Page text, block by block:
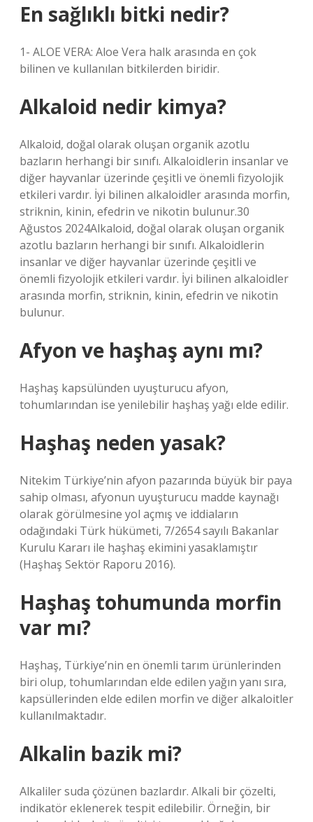
En sağlıklı bitki nedir?
1- ALOE VERA: Aloe Vera halk arasında en çok
bilinen ve kullanılan bitkilerden biridir.
Alkaloid nedir kimya?
Alkaloid, doğal olarak oluşan organik azotlu
bazların herhangi bir sınıfı. Alkaloidlerin insanlar ve
diğer hayvanlar üzerinde çeşitli ve önemli fizyolojik
etkileri vardır. İyi bilinen alkaloidler arasında morfin,
striknin, kinin, efedrin ve nikotin bulunur.30
Ağustos 2024Alkaloid, doğal olarak oluşan organik
azotlu bazların herhangi bir sınıfı. Alkaloidlerin
insanlar ve diğer hayvanlar üzerinde çeşitli ve
önemli fizyolojik etkileri vardır. İyi bilinen alkaloidler
arasında morfin, striknin, kinin, efedrin ve nikotin
bulunur.
Afyon ve haşhaş aynı mı?
Haşhaş kapsülünden uyuşturucu afyon,
tohumlarından ise yenilebilir haşhaş yağı elde edilir.
Haşhaş neden yasak?
Nitekim Türkiye’nin afyon pazarında büyük bir paya
sahip olması, afyonun uyuşturucu madde kaynağı
olarak görülmesine yol açmış ve iddiaların
odağındaki Türk hükümeti, 7/2654 sayılı Bakanlar
Kurulu Kararı ile haşhaş ekimini yasaklamıştır
(Haşhaş Sektör Raporu 2016).
Haşhaş tohumunda morfin
var mı?
Haşhaş, Türkiye’nin en önemli tarım ürünlerinden
biri olup, tohumlarından elde edilen yağın yanı sıra,
kapsüllerinden elde edilen morfin ve diğer alkaloitler
kullanılmaktadır.
Alkalin bazik mi?
Alkaliler suda çözünen bazlardır. Alkali bir çözelti,
indikatör eklenerek tespit edilebilir. Örneğin, bir